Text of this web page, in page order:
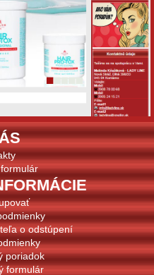
o odstúpení
poriadok
formulár